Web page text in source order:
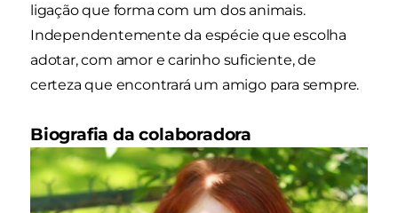
ligação que forma com um dos animais.
Independentemente da espécie que escolha
adotar, com amor e carinho suficiente, de
certeza que encontrará um amigo para sempre.
Biografia da colaboradora